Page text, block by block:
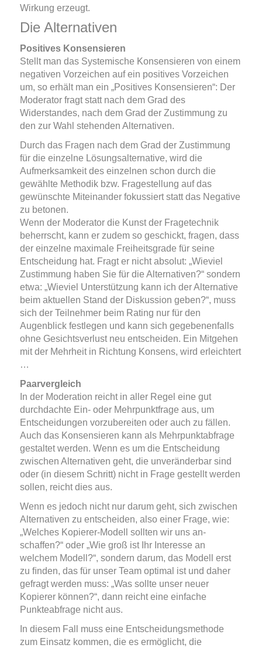
Wirkung erzeugt.
Die Alternativen
Positives Konsensieren
Stellt man das Systemische Konsensieren von einem
negativen Vorzeichen auf ein positives Vorzeichen
um, so erhält man ein „Positives Konsensieren“: Der
Moderator fragt statt nach dem Grad des
Widerstandes, nach dem Grad der Zustimmung zu
den zur Wahl stehenden Alternativen.
Durch das Fragen nach dem Grad der Zustimmung
für die einzelne Lösungsalternative, wird die
Aufmerksamkeit des einzelnen schon durch die
gewählte Methodik bzw. Fragestellung auf das
gewünschte Miteinander fokussiert statt das Negative
zu betonen.
Wenn der Moderator die Kunst der Fragetechnik
beherrscht, kann er zudem so geschickt, fragen, dass
der einzelne maximale Freiheitsgrade für seine
Entscheidung hat. Fragt er nicht absolut: „Wieviel
Zustimmung haben Sie für die Alternativen?“ sondern
etwa: „Wieviel Unterstützung kann ich der Alternative
beim aktuellen Stand der Diskussion geben?“, muss
sich der Teilnehmer beim Rating nur für den
Augenblick festlegen und kann sich gegebenenfalls
ohne Gesichtsverlust neu entscheiden. Ein Mitgehen
mit der Mehrheit in Richtung Konsens, wird erleichtert
…
Paarvergleich
In der Moderation reicht in aller Regel eine gut
durchdachte Ein- oder Mehrpunktfrage aus, um
Entscheidungen vorzubereiten oder auch zu fällen.
Auch das Konsensieren kann als Mehrpunktabfrage
gestaltet werden. Wenn es um die Entscheidung
zwischen Alternativen geht, die unveränderbar sind
oder (in diesem Schritt) nicht in Frage gestellt werden
sollen, reicht dies aus.
Wenn es jedoch nicht nur darum geht, sich zwischen
Alternativen zu entscheiden, also einer Frage, wie:
„Welches Kopierer-Modell sollten wir uns an-
schaffen?“ oder „Wie groß ist Ihr Interesse an
welchem Modell?“, sondern darum, das Modell erst
zu ﬁnden, das für unser Team optimal ist und daher
gefragt werden muss: „Was sollte unser neuer
Kopierer können?“, dann reicht eine einfache
Punkteabfrage nicht aus.
In diesem Fall muss eine Entscheidungsmethode
zum Einsatz kommen, die es ermöglicht, die